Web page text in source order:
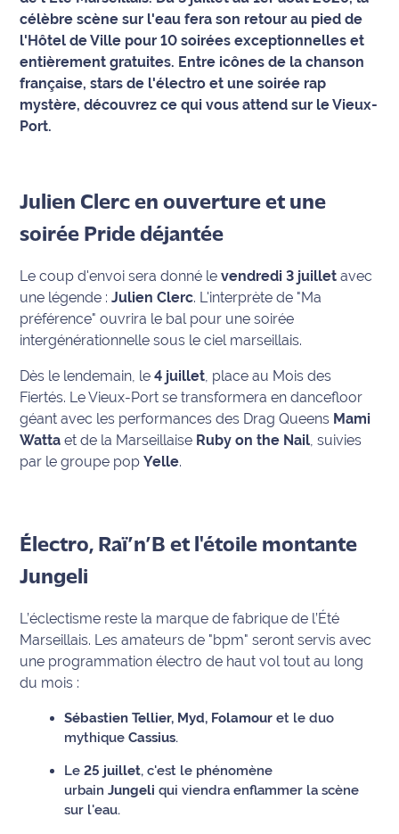
Environnement
Info
route
Justice
Météo
Politique
Santé
Social
Transport
International
Municipales
2026
Partenaires
de la
rédaction
Coup de
Maritima
célèbre scène sur l'eau fera son retour au pied de
l'Hôtel de Ville pour 10 soirées exceptionnelles et
entièrement gratuites. Entre icônes de la chanson
française, stars de l'électro et une soirée rap
mystère, découvrez ce qui vous attend sur le Vieux-
Port.
Julien Clerc en ouverture et une
soirée Pride déjantée
Le coup d'envoi sera donné levendredi 3 juillet avec
une légende :Julien Clerc. L'interprète de "Ma
préférence" ouvrira le bal pour une soirée
intergénérationnelle sous le ciel marseillais.
Dès le lendemain, le4 juillet , place au Mois des
Fiertés. Le Vieux-Port se transformera en dancefloor
géant avec les performances des Drag Queens Mami
Watta et de la Marseillaise Ruby on the Nail , suivies
par le groupe popYelle.
Électro, Raï’n’B et l'étoile montante
Jungeli
L’éclectisme reste la marque de fabrique de l’Été
Marseillais. Les amateurs de "bpm" seront servis avec
une programmation électro de haut vol tout au long
du mois :
Sébastien Tellier, Myd, Folamour et le duo
mythiqueCassius.
Le25 juillet, c'est le phénomène
urbainJungeli qui viendra enflammer la scène
sur l'eau.